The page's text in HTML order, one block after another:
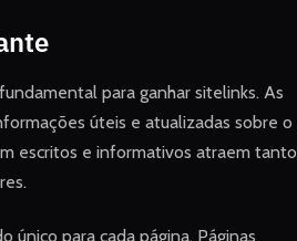
para ganhar sitelinks. As
úteis e atualizadas sobre o
escritos e informativos atraem tanto
único para cada página. Páginas